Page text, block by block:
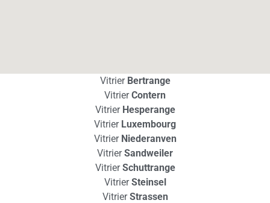
Vitrier Bertrange
VitrierContern
Vitrier Hesperange
Vitrier Luxembourg
Vitrier Niederanven
VitrierSandweiler
VitrierSchuttrange
VitrierSteinsel
VitrierStrassen